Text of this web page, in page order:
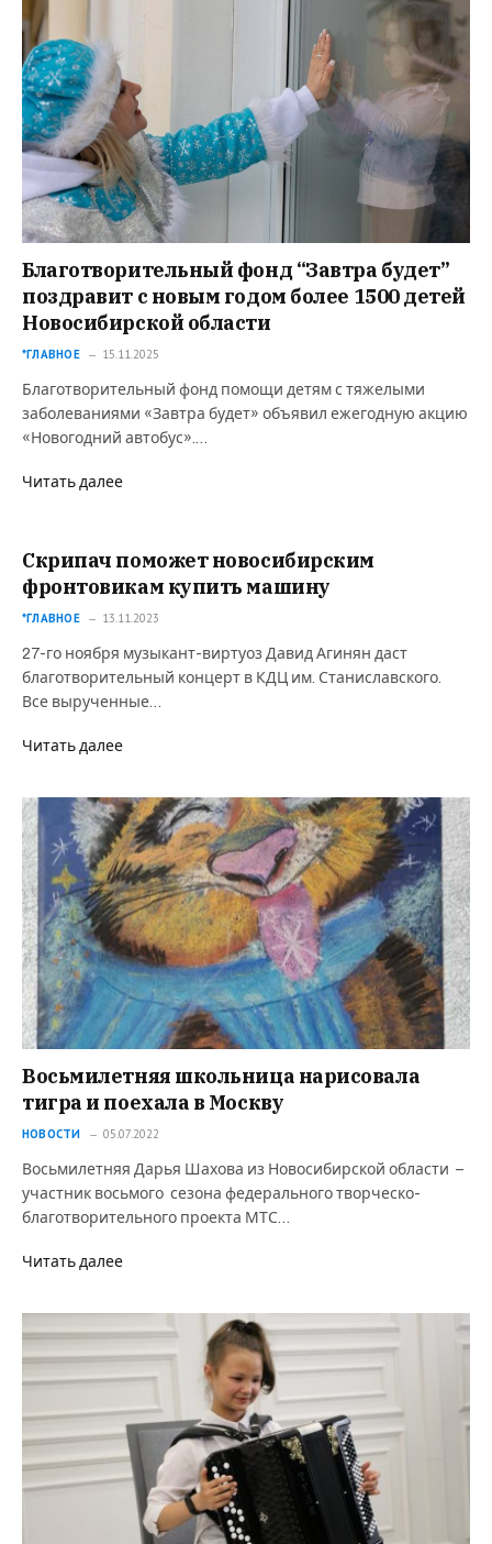
Благотворительный фонд “Завтра будет”
поздравит с новым годом более 1500 детей
Новосибирской области
*ГЛАВНОЕ 15.11.2025
Благотворительный фонд помощи детям с тяжелыми
заболеваниями «Завтра будет» объявил ежегодную акцию
«Новогодний автобус».…
Читать далее
Скрипач поможет новосибирским
фронтовикам купить машину
*ГЛАВНОЕ 13.11.2023
27-го ноября музыкант-виртуоз Давид Агинян даст
благотворительный концерт в КДЦ им. Станиславского.
Все вырученные…
Читать далее
Восьмилетняя школьница нарисовала
тигра и поехала в Москву
НОВОСТИ 05.07.2022
Восьмилетняя Дарья Шахова из Новосибирской области –
участник восьмого сезона федерального творческо-
благотворительного проекта МТС…
Читать далее